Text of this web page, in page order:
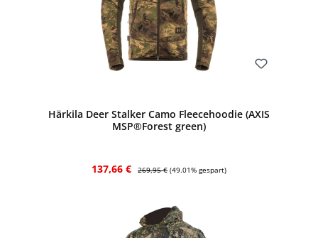
Härkila Deer Stalker Camo Fleecehoodie (AXIS
MSP®Forest green)
Verkaufspreis:
137,66 € Regulärer Preis:
269,95 € (49.01% gespart)